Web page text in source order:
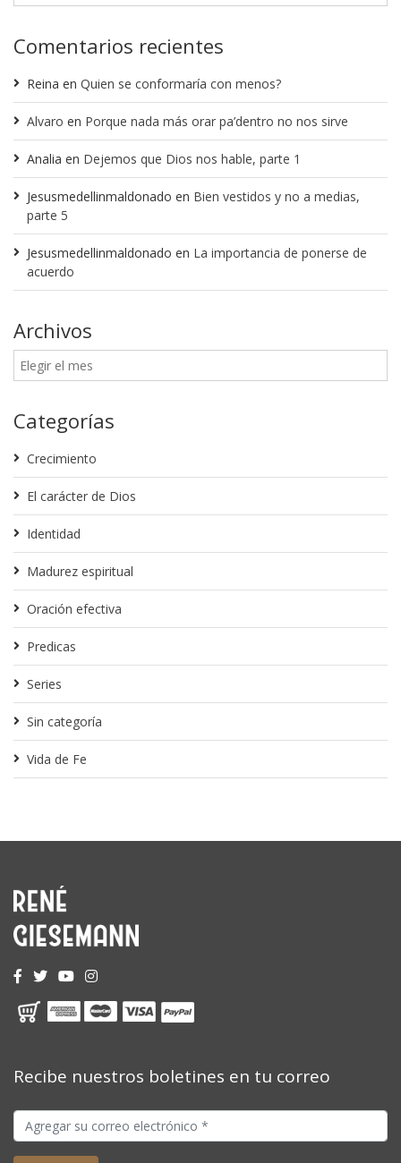
Comentarios recientes
Reina en Quien se conformaría con menos?
Alvaro en Porque nada más orar pa’dentro no nos sirve
Analia en Dejemos que Dios nos hable, parte 1
Jesusmedellinmaldonado en Bien vestidos y no a medias,
parte 5
Jesusmedellinmaldonado en La importancia de ponerse de
acuerdo
Archivos
Categorías
Crecimiento
El carácter de Dios
Identidad
Madurez espiritual
Oración efectiva
Predicas
Series
Sin categoría
Vida de Fe
Recibe nuestros boletines en tu correo